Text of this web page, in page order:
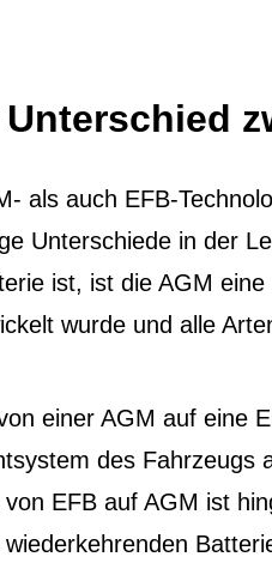
als auch EFB-
Unterschiede in der
ist, ist die AGM
wurde und alle
einer AGM auf eine
des Fahrzeugs
EFB auf AGM ist